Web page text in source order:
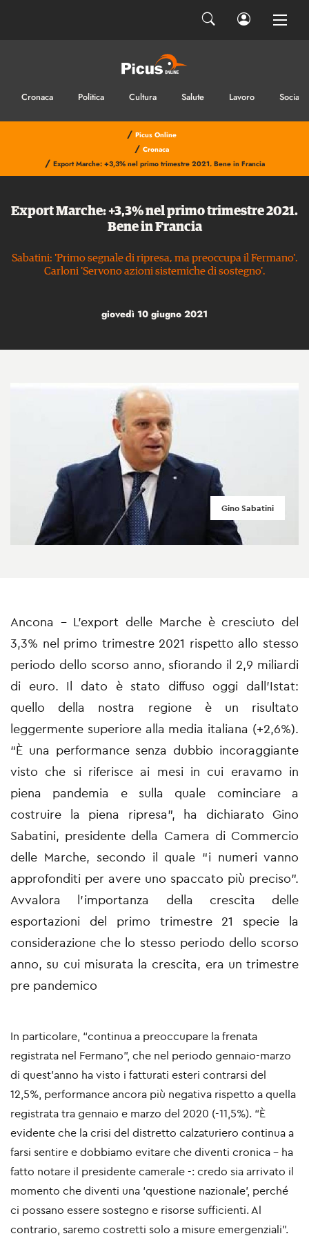
Cronaca Politica Cultura Salute Lavoro Sociale
/ Picus Online
/ Cronaca
/ Export Marche: +3,3% nel primo trimestre 2021. Bene in Francia
Export Marche: +3,3% nel primo trimestre 2021.
Bene in Francia
Sabatini: 'Primo segnale di ripresa, ma preoccupa il Fermano'.
Carloni 'Servono azioni sistemiche di sostegno'.
giovedì 10 giugno 2021
Gino Sabatini
Ancona - L’export delle Marche è cresciuto del
3,3% nel primo trimestre 2021 rispetto allo stesso
periodo dello scorso anno, sfiorando il 2,9 miliardi
di euro. Il dato è stato diffuso oggi dall’Istat:
quello della nostra regione è un risultato
leggermente superiore alla media italiana (+2,6%).
“È una performance senza dubbio incoraggiante
visto che si riferisce ai mesi in cui eravamo in
piena pandemia e sulla quale cominciare a
costruire la piena ripresa”, ha dichiarato Gino
Sabatini, presidente della Camera di Commercio
delle Marche, secondo il quale “i numeri vanno
approfonditi per avere uno spaccato più preciso”.
Avvalora l'importanza della crescita delle
esportazioni del primo trimestre 21 specie la
considerazione che lo stesso periodo dello scorso
anno, su cui misurata la crescita, era un trimestre
pre pandemico
In particolare, “continua a preoccupare la frenata
registrata nel Fermano”, che nel periodo gennaio-marzo
di quest’anno ha visto i fatturati esteri contrarsi del
12,5%, performance ancora più negativa rispetto a quella
registrata tra gennaio e marzo del 2020 (-11,5%). “È
evidente che la crisi del distretto calzaturiero continua a
farsi sentire e dobbiamo evitare che diventi cronica – ha
fatto notare il presidente camerale -: credo sia arrivato il
momento che diventi una ‘questione nazionale’, perché
ci possano essere sostegno e risorse sufficienti. Al
contrario, saremo costretti solo a misure emergenziali”.